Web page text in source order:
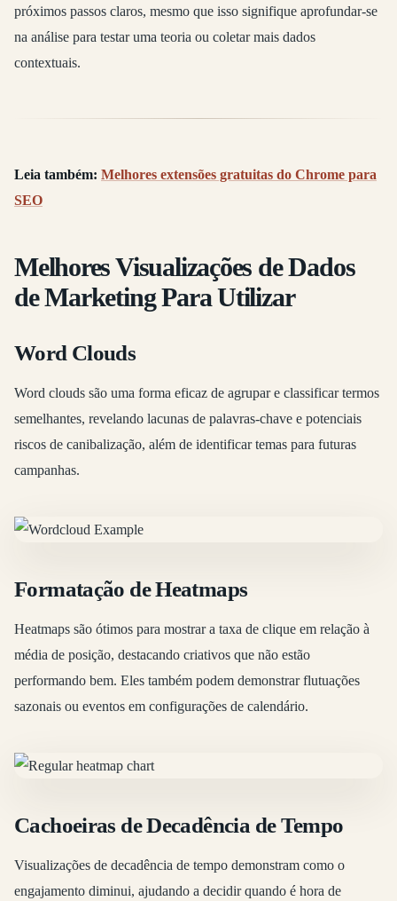
próximos passos claros, mesmo que isso signifique aprofundar-se
na análise para testar uma teoria ou coletar mais dados
contextuais.
Leia também: Melhores extensões gratuitas do Chrome para
SEO
Melhores Visualizações de Dados
de Marketing Para Utilizar
Word Clouds
Word clouds são uma forma eficaz de agrupar e classificar termos
semelhantes, revelando lacunas de palavras-chave e potenciais
riscos de canibalização, além de identificar temas para futuras
campanhas.
Formatação de Heatmaps
Heatmaps são ótimos para mostrar a taxa de clique em relação à
média de posição, destacando criativos que não estão
performando bem. Eles também podem demonstrar flutuações
sazonais ou eventos em configurações de calendário.
Cachoeiras de Decadência de Tempo
Visualizações de decadência de tempo demonstram como o
engajamento diminui, ajudando a decidir quando é hora de